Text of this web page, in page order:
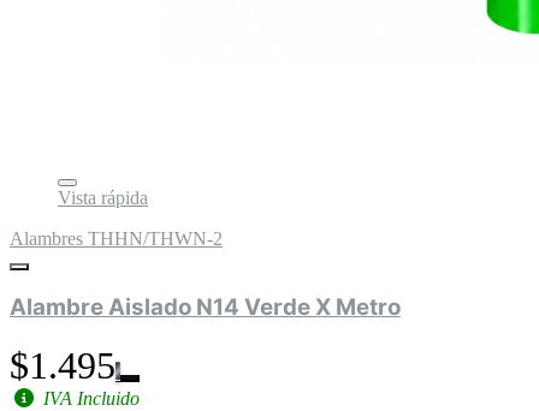
Vista rápida
Alambres THHN/THWN-2
Alambre Aislado N14 Verde X Metro
$1.495
IVA Incluido